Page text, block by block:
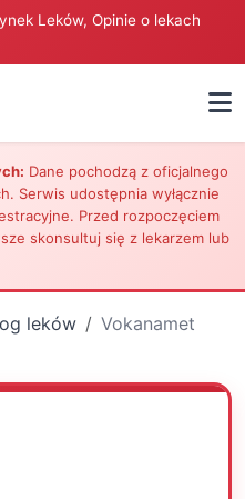
Leków, Opinie o lekach
Dane pochodzą z oficjalnego
Serwis udostępnia wyłącznie
Przed rozpoczęciem
skonsultuj się z lekarzem lub
leków Vokanamet